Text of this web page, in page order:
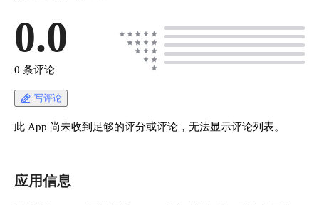
0.0
0 条评论
写评论
此 App 尚未收到足够的评分或评论，无法显示评论列表。
应用信息